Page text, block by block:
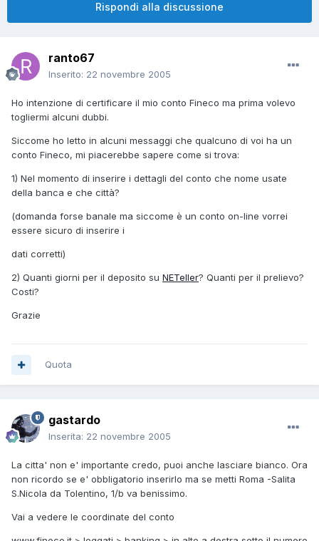
Rispondi alla discussione
ranto67
Inserito: 22 novembre 2005
Ho intenzione di certificare il mio conto Fineco ma prima volevo
togliermi alcuni dubbi.
Siccome ho letto in alcuni messaggi che qualcuno di voi ha un
conto Fineco, mi piacerebbe sapere come si trova:
1) Nel momento di inserire i dettagli del conto che nome usate
della banca e che città?
(domanda forse banale ma siccome è un conto on-line vorrei
essere sicuro di inserire i
dati corretti)
2) Quanti giorni per il deposito su NETeller? Quanti per il prelievo?
Costi?
Grazie
Quota
gastardo
Inserita: 22 novembre 2005
La citta' non e' importante credo, puoi anche lasciare bianco. Ora
non ricordo se e' obbligatorio inserirlo ma se metti Roma -Salita
S.Nicola da Tolentino, 1/b va benissimo.
Vai a vedere le coordinate del conto